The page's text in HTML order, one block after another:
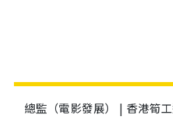
總監（電影發展） | 香港筍